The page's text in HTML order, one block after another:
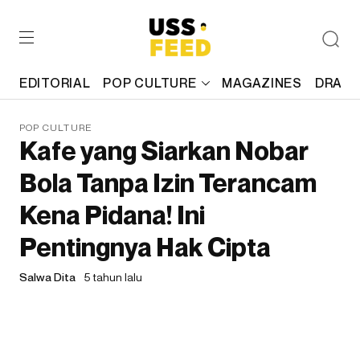
EDITORIAL POP CULTURE MAGAZINES
POP CULTURE
Kafe yang Siarkan Nobar
Bola Tanpa Izin Terancam
Kena Pidana! Ini
Pentingnya Hak Cipta
Salwa Dita 5 tahun lalu